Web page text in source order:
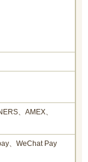
、AMEX、
、WeChat Pay